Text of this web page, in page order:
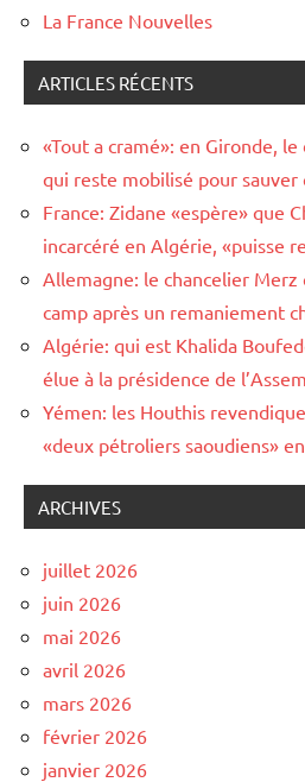
La France Nouvelles
ARTICLES RÉCENTS
«Tout a cramé»: en Gironde,
qui reste mobilisé pour sauver
France: Zidane «espère» que
incarcéré en Algérie, «puisse
Allemagne: le chancelier
camp après un remaniement
Algérie: qui est Khalida
élue à la présidence de
Yémen: les Houthis
«deux pétroliers saoudiens»
ARCHIVES
juillet 2026
juin 2026
mai 2026
avril 2026
mars 2026
février 2026
janvier 2026